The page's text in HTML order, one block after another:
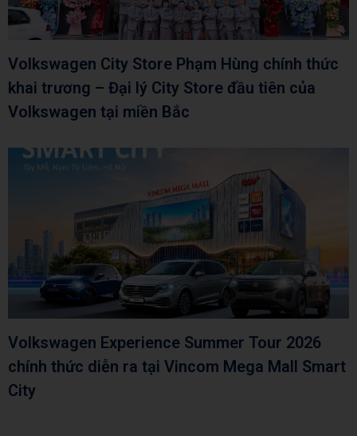
Volkswagen City Store Phạm Hùng chính thức
khai trương – Đại lý City Store đầu tiên của
Volkswagen tại miền Bắc
Volkswagen Experience Summer Tour 2026
chính thức diễn ra tại Vincom Mega Mall Smart
City